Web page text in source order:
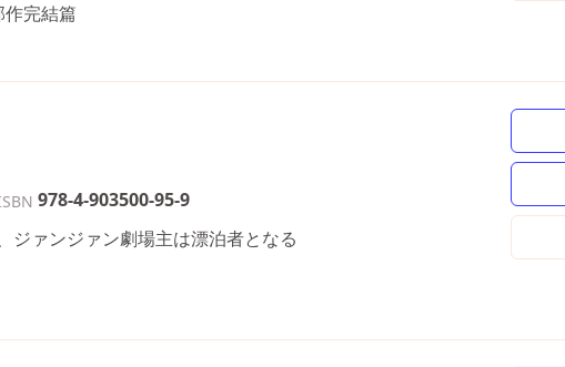
完結篇
978-4-903500-95-9
ジァンジァン劇場主は漂泊者となる